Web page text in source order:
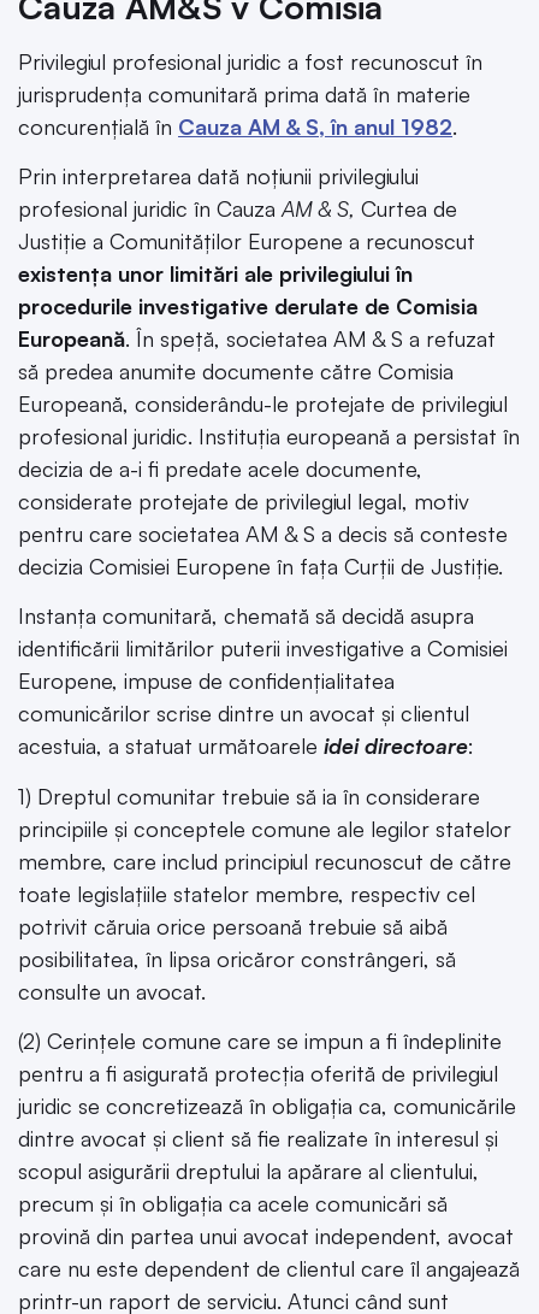
Privilegiul profesional juridic a fost recunoscut în
jurisprudența comunitară prima dată în materie
concurențială în Cauza AM & S, în anul 1982.
Prin interpretarea dată noțiunii privilegiului
profesional juridic în Cauza AM & S, Curtea de
Justiție a Comunităților Europene a recunoscut
existența unor limitări ale privilegiului în
procedurile investigative derulate de Comisia
Europeană. În speță, societatea AM & S a refuzat
să predea anumite documente către Comisia
Europeană, considerându-le protejate de privilegiul
profesional juridic. Instituția europeană a persistat în
decizia de a-i fi predate acele documente,
considerate protejate de privilegiul legal, motiv
pentru care societatea AM & S a decis să conteste
decizia Comisiei Europene în fața Curții de Justiție.
Instanța comunitară, chemată să decidă asupra
identificării limitărilor puterii investigative a Comisiei
Europene, impuse de confidențialitatea
comunicărilor scrise dintre un avocat și clientul
acestuia, a statuat următoarele idei directoare:
1) Dreptul comunitar trebuie să ia în considerare
principiile și conceptele comune ale legilor statelor
membre, care includ principiul recunoscut de către
toate legislațiile statelor membre, respectiv cel
potrivit căruia orice persoană trebuie să aibă
posibilitatea, în lipsa oricăror constrângeri, să
consulte un avocat.
(2) Cerințele comune care se impun a fi îndeplinite
pentru a fi asigurată protecția oferită de privilegiul
juridic se concretizează în obligația ca, comunicările
dintre avocat și client să fie realizate în interesul și
scopul asigurării dreptului la apărare al clientului,
precum și în obligația ca acele comunicări să
provină din partea unui avocat independent, avocat
care nu este dependent de clientul care îl angajează
printr-un raport de serviciu. Atunci când sunt